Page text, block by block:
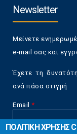
Newsletter
Μείνετε
e-mail σας και
Έχετε τη
ανά πάσα στιγμή
Email *
ΠΟΛΙΤΙΚΗ ΧΡΗΣΗΣ